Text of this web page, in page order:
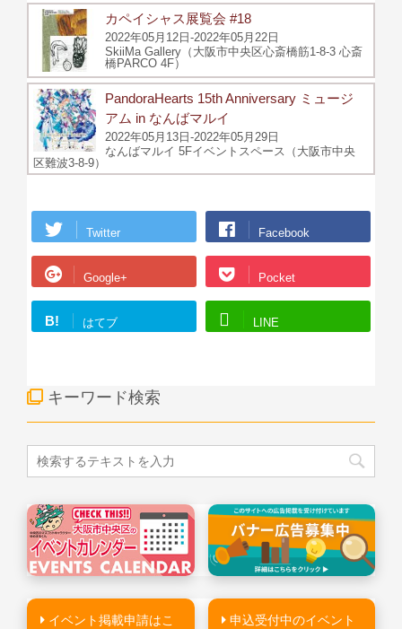
カペイシャス展覧会 #18
2022年05月12日-2022年05月22日
SkiiMa Gallery（大阪市中央区心斎橋筋1-8-3 心斎
橋PARCO 4F）
PandoraHearts 15th Anniversary ミュージ
アム in なんばマルイ
2022年05月13日-2022年05月29日
なんばマルイ 5Fイベントスペース（大阪市中央
区難波3-8-9）
Twitter Facebook
Google+ Pocket
B! はてブ LINE
キーワード検索
イベント掲載申請はこ
申込受付中のイベント